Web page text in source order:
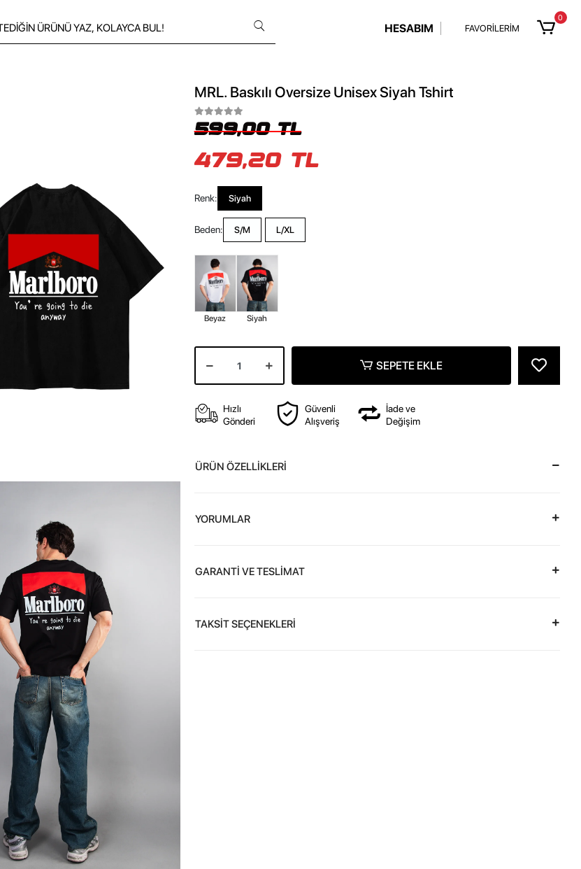
HESABIM FAVORİLERİM
0
MRL. Baskılı Oversize Unisex Siyah Tshirt
599,00 TL
479,20 TL
Renk: Siyah
Beden: S/M L/XL
Beyaz Siyah
SEPETE EKLE
Hızlı
Gönderi
Güvenli
Alışveriş
İade ve
Değişim
ÜRÜN ÖZELLİKLERİ
YORUMLAR
GARANTİ VE TESLİMAT
TAKSİT SEÇENEKLERİ